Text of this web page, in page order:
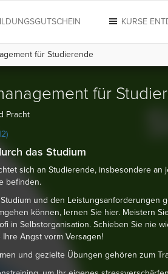
KURSE
für Studierende
für
Pracht
das Studium
sich an Studierende, insbesondere an
befinden.
und den Leistungsanforderungen
können, lernen Sie hier. Meistern
in Selbstorganisation. Schieben Sie nie
Angst vorm Versagen!
und gezielte Übungen gehören zum